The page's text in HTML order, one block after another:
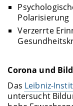
Polarisierung
Verzerrte
Corona und
Das Leibniz-
untersucht